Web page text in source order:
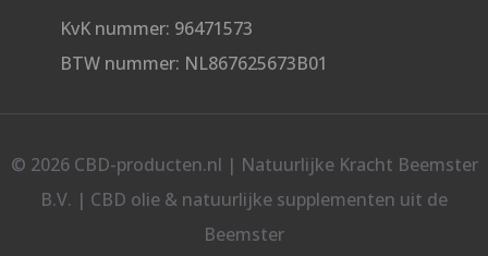
KvK nummer: 96471573
BTW nummer: NL867625673B01
© 2026 CBD-producten.nl | Natuurlijke Kracht Beemster
B.V. | CBD olie & natuurlijke supplementen uit de
Beemster